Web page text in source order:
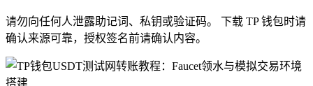
请勿向任何人泄露助记词、私钥或验证码。 下载 TP 钱包时请
确认来源可靠，授权签名前请确认内容。